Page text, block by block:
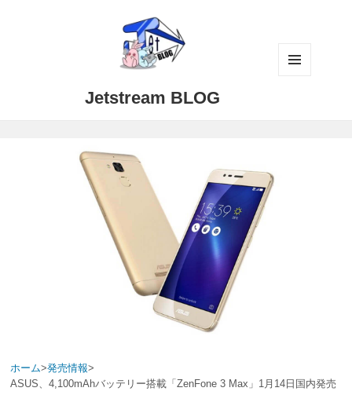
Jetstream BLOG
ホーム>発売情報>
ASUS、4,100mAhバッテリー搭載「ZenFone 3 Max」1月14日国内発売